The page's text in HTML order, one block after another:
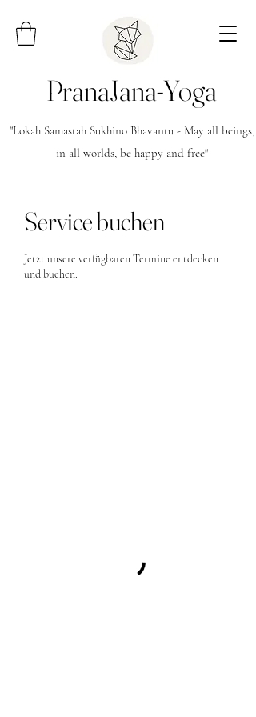
PranaJana-Yoga
"Lokah Samastah Sukhino Bhavantu - May all beings,
in all worlds, be happy and free"
Service buchen
Jetzt unsere verfügbaren Termine entdecken
und buchen.